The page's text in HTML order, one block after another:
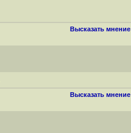
Высказать мнение
Высказать мнение